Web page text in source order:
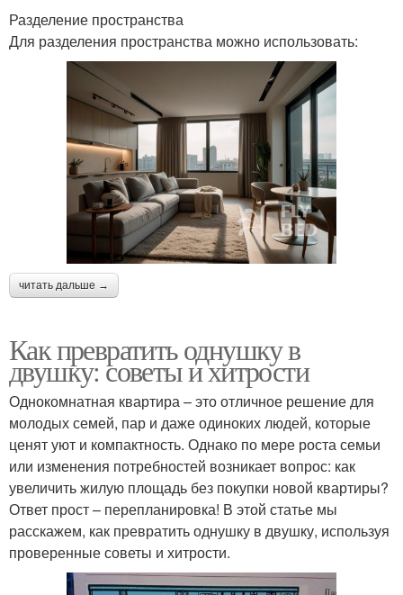
Разделение пространства
Для разделения пространства можно использовать:
читать дальше →
Как превратить однушку в
двушку: советы и хитрости
Однокомнатная квартира – это отличное решение для
молодых семей, пар и даже одиноких людей, которые
ценят уют и компактность. Однако по мере роста семьи
или изменения потребностей возникает вопрос: как
увеличить жилую площадь без покупки новой квартиры?
Ответ прост – перепланировка! В этой статье мы
расскажем, как превратить однушку в двушку, используя
проверенные советы и хитрости.